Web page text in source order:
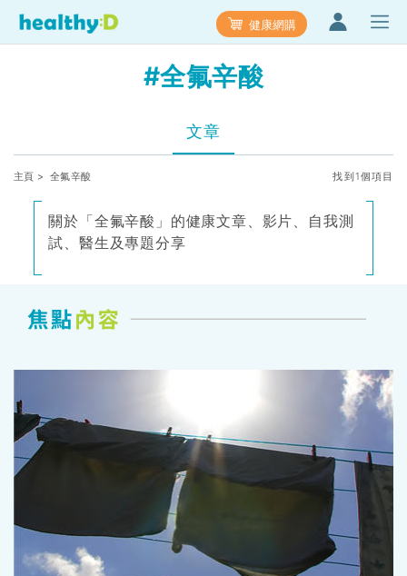
健康網購
#全氟辛酸
文章
主頁 > 全氟辛酸 找到1個項目
關於「全氟辛酸」的健康文章、影片、自我測
試、醫生及專題分享